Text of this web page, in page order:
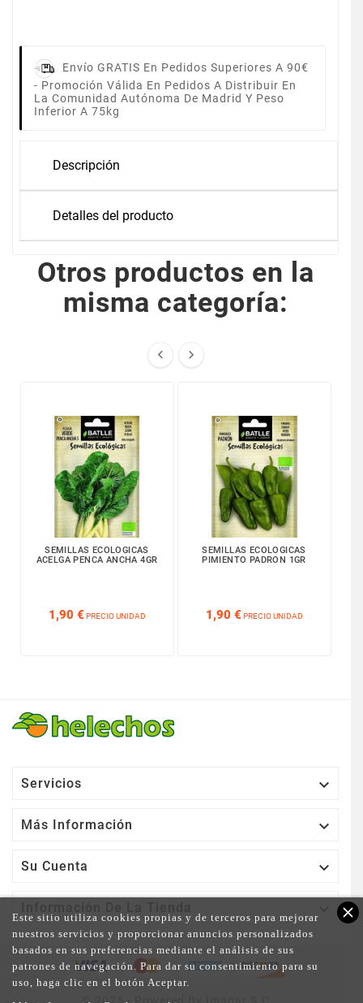
Envío GRATIS En Pedidos Superiores A 90€
- Promoción Válida En Pedidos A Distribuir En
La Comunidad Autónoma De Madrid Y Peso
Inferior A 75kg
Descripción
Detalles del producto
Otros productos en la
misma categoría:
 
SEMILLAS ECOLOGICAS
ACELGA PENCA ANCHA 4GR
1,90 € PRECIO UNIDAD
SEMILLAS ECOLOGICAS
PIMIENTO PADRON 1GR
1,90 € PRECIO UNIDAD
Servicios 
Más Información 
Su Cuenta 
close
Este sitio utiliza cookies propias y de terceros para mejorar
nuestros servicios y proporcionar anuncios personalizados
basados en sus preferencias mediante el análisis de sus
patrones de navegación. Para dar su consentimiento para su
uso, haga clic en el botón Aceptar.